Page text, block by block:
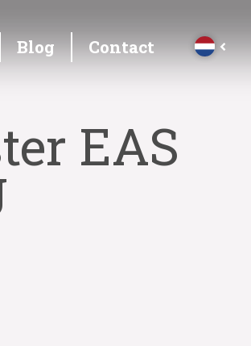
Blog Contact
EAS